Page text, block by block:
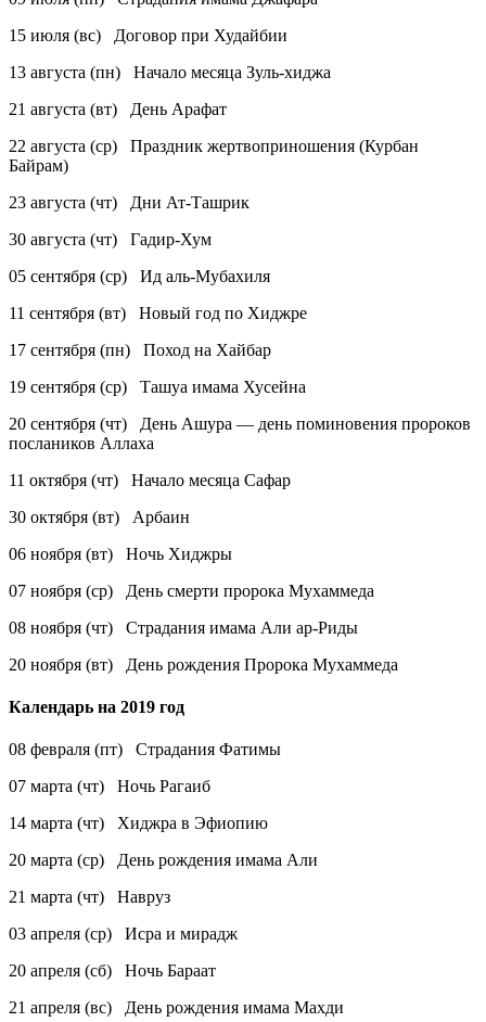
15 июля (вс) Договор при Худайбии
13 августа (пн) Начало месяца Зуль-хиджа
21 августа (вт) День Арафат
22 августа (ср) Праздник жертвоприношения (Курбан
Байрам)
23 августа (чт) Дни Ат-Ташрик
30 августа (чт) Гадир-Хум
05 сентября (ср) Ид аль-Мубахиля
11 сентября (вт) Новый год по Хиджре
17 сентября (пн) Поход на Хайбар
19 сентября (ср) Ташуа имама Хусейна
20 сентября (чт) День Ашура — день поминовения пророков
послаников Аллаха
11 октября (чт) Начало месяца Сафар
30 октября (вт) Арбаин
06 ноября (вт) Ночь Хиджры
07 ноября (ср) День смерти пророка Мухаммеда
08 ноября (чт) Страдания имама Али ар-Риды
20 ноября (вт) День рождения Пророка Мухаммеда
Календарь на 2019 год
08 февраля (пт) Страдания Фатимы
07 марта (чт) Ночь Рагаиб
14 марта (чт) Хиджра в Эфиопию
20 марта (ср) День рождения имама Али
21 марта (чт) Навруз
03 апреля (ср) Исра и мирадж
20 апреля (сб) Ночь Бараат
21 апреля (вс) День рождения имама Махди